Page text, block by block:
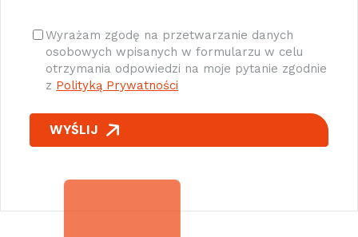
Consent(wymagane)
Wyrażam zgodę na przetwarzanie danych
osobowych wpisanych w formularzu w celu
otrzymania odpowiedzi na moje pytanie zgodnie
z Polityką Prywatności
WYŚLIJ